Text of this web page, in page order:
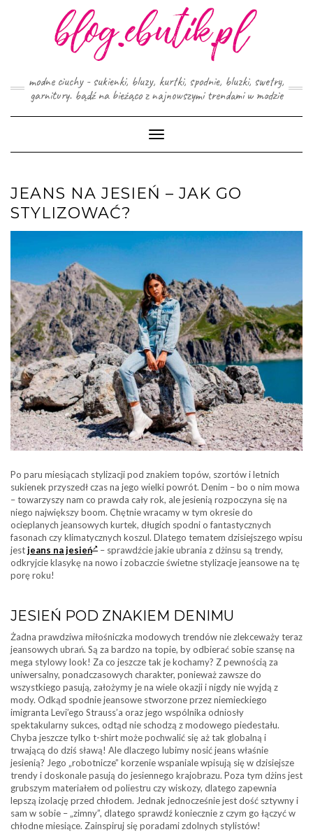
modne ciuchy - sukienki, bluzy, kurtki, spodnie, bluzki, swetry,
garnitury. bądź na bieżąco z najnowszymi trendami w modzie
Toggle
Navigation
JEANS NA JESIEŃ – JAK GO
STYLIZOWAĆ?
Po paru miesiącach stylizacji pod znakiem topów, szortów i letnich
sukienek przyszedł czas na jego wielki powrót. Denim – bo o nim mowa
– towarzyszy nam co prawda cały rok, ale jesienią rozpoczyna się na
niego największy boom. Chętnie wracamy w tym okresie do
ocieplanych jeansowych kurtek, długich spodni o fantastycznych
fasonach czy klimatycznych koszul. Dlatego tematem dzisiejszego wpisu
jestjeans na jesień
– sprawdźcie jakie ubrania z dżinsu są trendy,
odkryjcie klasykę na nowo i zobaczcie świetne stylizacje jeansowe na tę
porę roku!
JESIEŃ POD ZNAKIEM DENIMU
Żadna prawdziwa miłośniczka modowych trendów nie zlekceważy teraz
jeansowych ubrań. Są za bardzo na topie, by odbierać sobie szansę na
mega stylowy look! Za co jeszcze tak je kochamy? Z pewnością za
uniwersalny, ponadczasowych charakter, ponieważ zawsze do
wszystkiego pasują, założymy je na wiele okazji i nigdy nie wyjdą z
mody. Odkąd spodnie jeansowe stworzone przez niemieckiego
imigranta Levi’ego Strauss’a oraz jego wspólnika odniosły
spektakularny sukces, odtąd nie schodzą z modowego piedestału.
Chyba jeszcze tylko t-shirt może pochwalić się aż tak globalną i
trwającą do dziś sławą! Ale dlaczego lubimy nosić jeans właśnie
jesienią? Jego „robotnicze” korzenie wspaniale wpisują się w dzisiejsze
trendy i doskonale pasują do jesiennego krajobrazu. Poza tym dżins jest
grubszym materiałem od poliestru czy wiskozy, dlatego zapewnia
lepszą izolację przed chłodem. Jednak jednocześnie jest dość sztywny i
sam w sobie – „zimny”, dlatego sprawdź koniecznie z czym go łączyć w
chłodne miesiące. Zainspiruj się poradami zdolnych stylistów!